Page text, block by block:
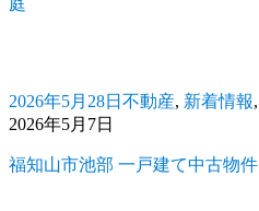
投
稿
2026年5月28日
カ
リ
不動産, 新着情報,
2026年5月7日
福知山市池部 一戸建て中古物件